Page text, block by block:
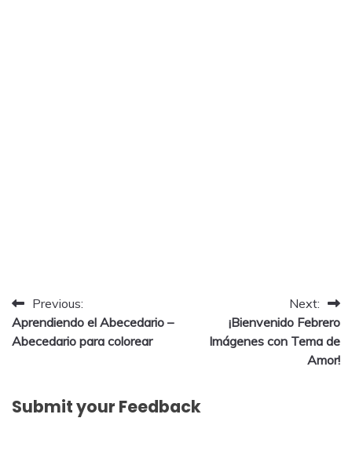
Post
navigation
Previous:
Aprendiendo el Abecedario –
Abecedario para colorear
Next:
¡Bienvenido Febrero
Imágenes con Tema de
Amor!
Submit your Feedback